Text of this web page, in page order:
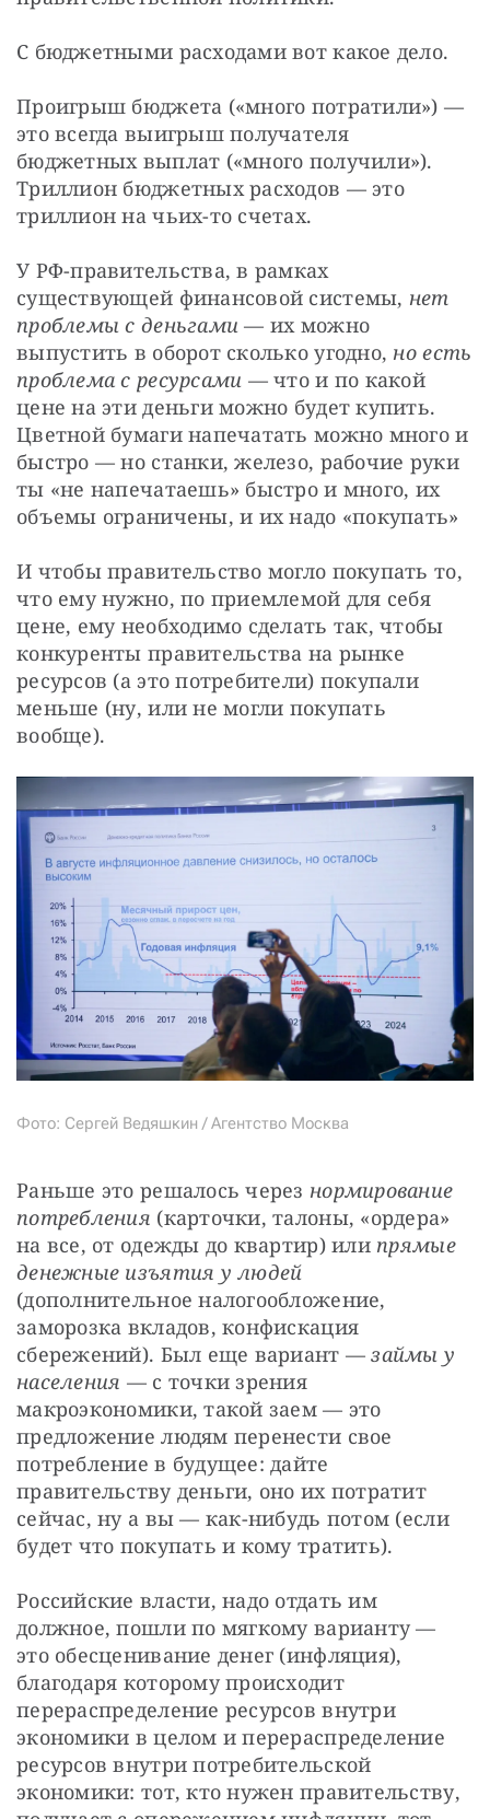
С бюджетными расходами вот какое дело.
Проигрыш бюджета («много потратили») —
это всегда выигрыш получателя
бюджетных выплат («много получили»).
Триллион бюджетных расходов — это
триллион на чьих-то счетах.
У РФ-правительства, в рамках
существующей финансовой системы, нет
проблемы с деньгами — их можно
выпустить в оборот сколько угодно, но есть
проблема с ресурсами — что и по какой
цене на эти деньги можно будет купить.
Цветной бумаги напечатать можно много и
быстро — но станки, железо, рабочие руки
ты «не напечатаешь» быстро и много, их
объемы ограничены, и их надо «покупать»
И чтобы правительство могло покупать то,
что ему нужно, по приемлемой для себя
цене, ему необходимо сделать так, чтобы
конкуренты правительства на рынке
ресурсов (а это потребители) покупали
меньше (ну, или не могли покупать
вообще).
Фото: Сергей Ведяшкин / Агентство Москва
Раньше это решалось через нормирование
потребления (карточки, талоны, «ордера»
на все, от одежды до квартир) или прямые
денежные изъятия у людей
(дополнительное налогообложение,
заморозка вкладов, конфискация
сбережений). Был еще вариант — займы у
населения — с точки зрения
макроэкономики, такой заем — это
предложение людям перенести свое
потребление в будущее: дайте
правительству деньги, оно их потратит
сейчас, ну а вы — как-нибудь потом (если
будет что покупать и кому тратить).
Российские власти, надо отдать им
должное, пошли по мягкому варианту —
это обесценивание денег (инфляция),
благодаря которому происходит
перераспределение ресурсов внутри
экономики в целом и перераспределение
ресурсов внутри потребительской
экономики: тот, кто нужен правительству,